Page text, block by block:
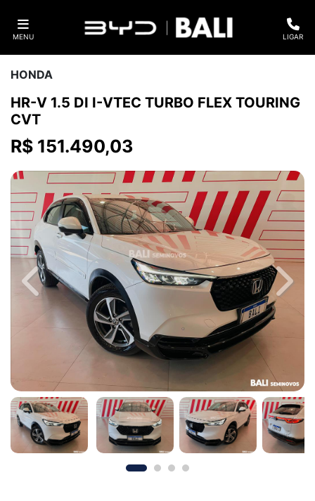
MENU LIGAR
HONDA
HR-V 1.5 DI I-VTEC TURBO FLEX TOURING
CVT
R$ 151.490,03
Previous Next